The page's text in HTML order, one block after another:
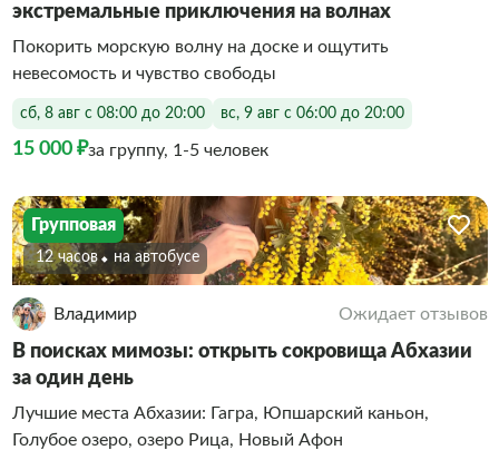
экстремальные приключения на волнах
Покорить морскую волну на доске и ощутить
невесомость и чувство свободы
сб, 8 авг с 08:00 до 20:00 вс, 9 авг с 06:00 до 20:00
15 000 ₽за группу, 1-5 человек
Групповая
12 часов На автобусе
Владимир Ожидает отзывов
В поисках мимозы: открыть сокровища Абхазии
за один день
Лучшие места Абхазии: Гагра, Юпшарский каньон,
Голубое озеро, озеро Рица, Новый Афон